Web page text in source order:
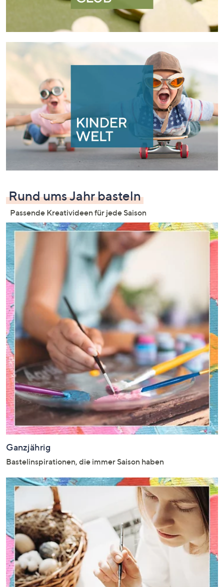
Rund ums Jahr basteln
Passende Kreativideen für jede Saison
Ganzjährig
Bastelinspirationen, die immer Saison haben